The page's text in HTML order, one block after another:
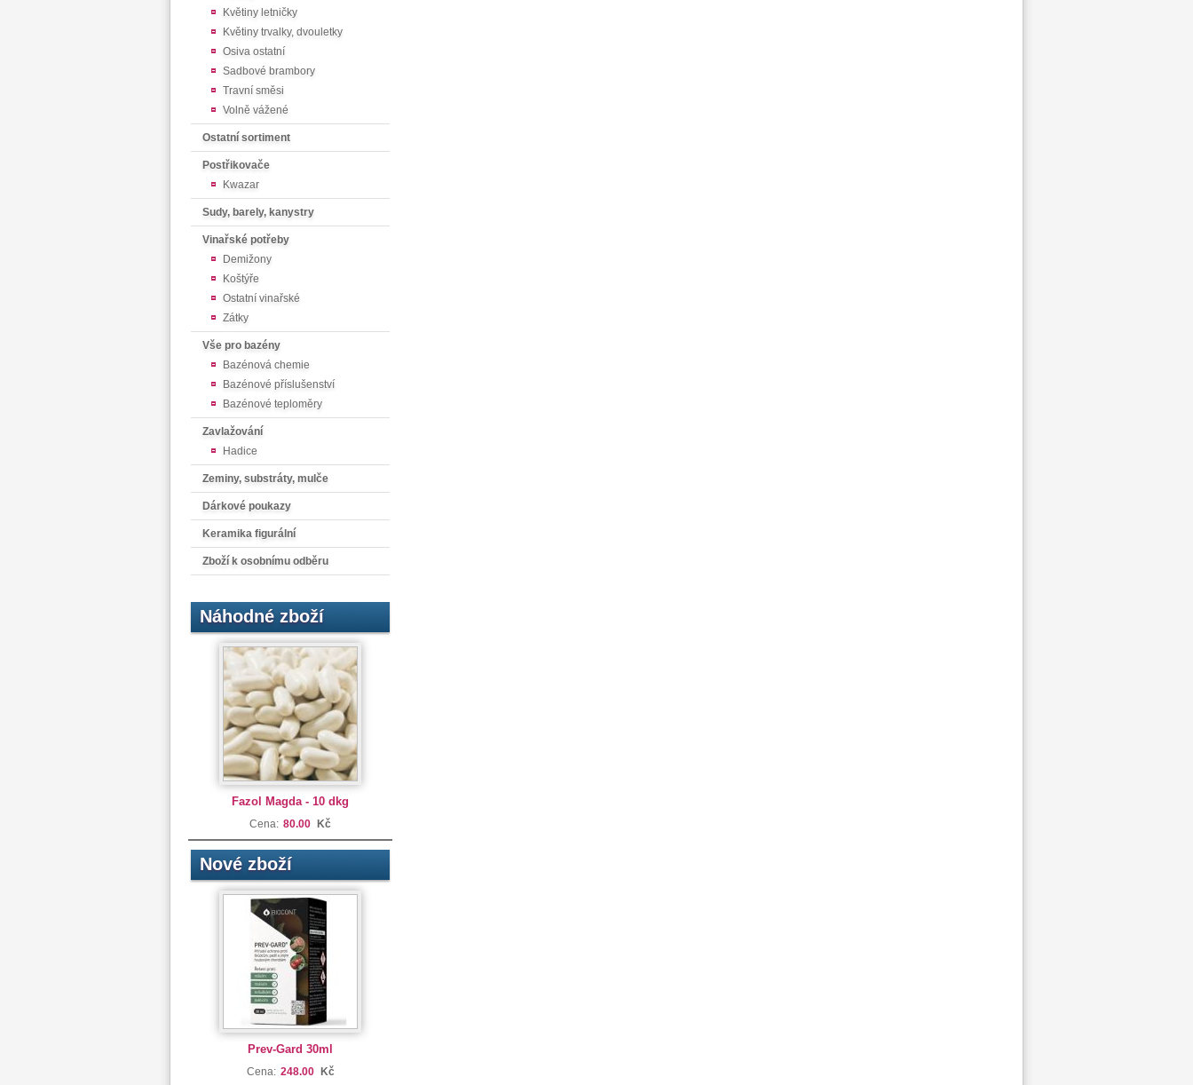
Květiny letničky
Květiny trvalky, dvouletky
Osiva ostatní
Sadbové brambory
Travní směsi
Volně vážené
Ostatní sortiment
Postřikovače
Kwazar
Sudy, barely, kanystry
Vinařské potřeby
Demižony
Koštýře
Ostatní vinařské
Zátky
Vše pro bazény
Bazénová chemie
Bazénové příslušenství
Bazénové teploměry
Zavlažování
Hadice
Zeminy, substráty, mulče
Dárkové poukazy
Keramika figurální
Zboží k osobnímu odběru
Náhodné zboží
Fazol Magda - 10 dkg
Cena: 80.00 Kč
Nové zboží
Prev-Gard 30ml
Cena: 248.00 Kč